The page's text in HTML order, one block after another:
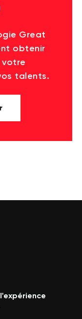
Great
obtenir
talents.